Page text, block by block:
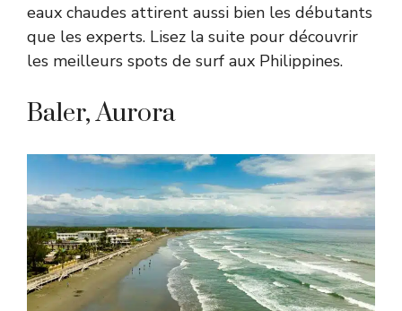
eaux chaudes attirent aussi bien les débutants
que les experts. Lisez la suite pour découvrir
les meilleurs spots de surf aux Philippines.
Baler, Aurora